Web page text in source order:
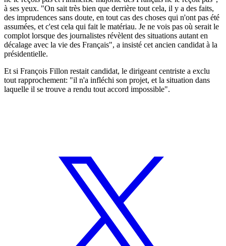
à ses yeux. "On sait très bien que derrière tout cela, il y a des faits,
des imprudences sans doute, en tout cas des choses qui n'ont pas été
assumées, et c'est cela qui fait le matériau. Je ne vois pas où serait le
complot lorsque des journalistes révèlent des situations autant en
décalage avec la vie des Français", a insisté cet ancien candidat à la
présidentielle.
Et si François Fillon restait candidat, le dirigeant centriste a exclu
tout rapprochement: "il n'a infléchi son projet, et la situation dans
laquelle il se trouve a rendu tout accord impossible".